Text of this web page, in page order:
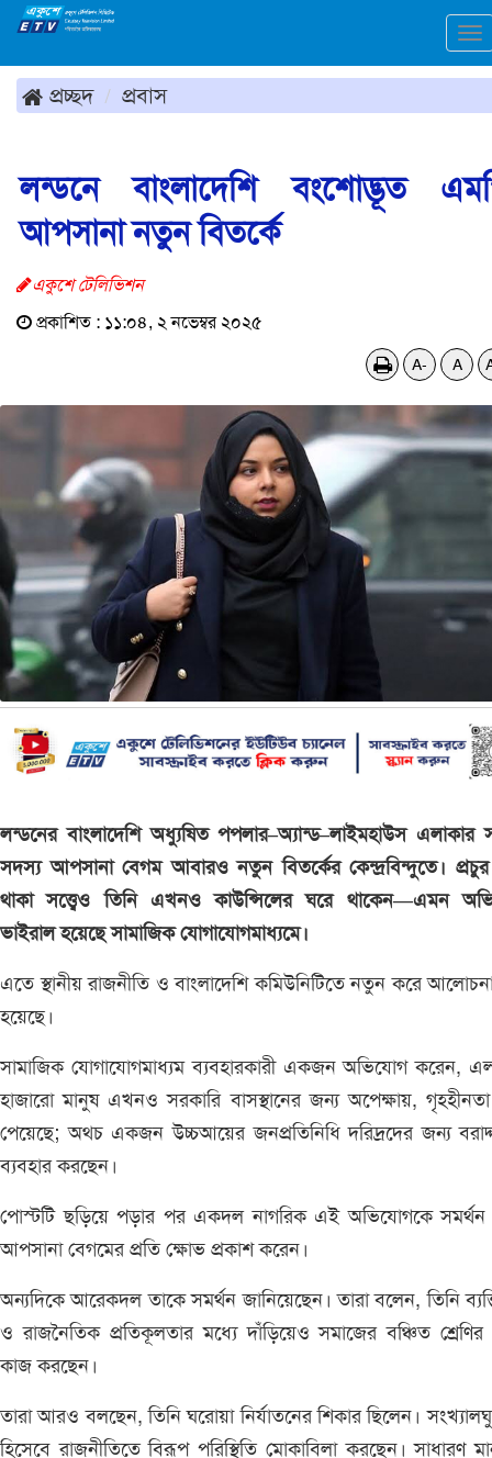
প্রচ্ছদ প্রবাস
লন্ডনে বাংলাদেশি বংশোদ্ভূত
আপসানা নতুন বিতর্কে
একুশে টেলিভিশন
প্রকাশিত : ১১:০৪, ২ নভেম্বর ২০২৫
A- A
লন্ডনের বাংলাদেশি অধ্যুষিত পপলার–অ্যান্ড–লাইমহাউস এলাকার
সদস্য আপসানা বেগম আবারও নতুন বিতর্কের কেন্দ্রবিন্দুতে।
থাকা সত্ত্বেও তিনি এখনও কাউন্সিলের ঘরে থাকেন—এমন
ভাইরাল হয়েছে সামাজিক যোগাযোগমাধ্যমে।
এতে স্থানীয় রাজনীতি ও বাংলাদেশি কমিউনিটিতে নতুন করে
হয়েছে।
সামাজিক যোগাযোগমাধ্যম ব্যবহারকারী একজন অভিযোগ করেন,
হাজারো মানুষ এখনও সরকারি বাসস্থানের জন্য অপেক্ষায়, গৃহহীনতা
পেয়েছে; অথচ একজন উচ্চআয়ের জনপ্রতিনিধি দরিদ্রদের জন্য
ব্যবহার করছেন।
পোস্টটি ছড়িয়ে পড়ার পর একদল নাগরিক এই অভিযোগকে সমর্থন
আপসানা বেগমের প্রতি ক্ষোভ প্রকাশ করেন।
অন্যদিকে আরেকদল তাকে সমর্থন জানিয়েছেন। তারা বলেন, তিনি
ও রাজনৈতিক প্রতিকূলতার মধ্যে দাঁড়িয়েও সমাজের বঞ্চিত শ্রেণির
কাজ করছেন।
তারা আরও বলছেন, তিনি ঘরোয়া নির্যাতনের শিকার ছিলেন। সংখ্যালঘু
হিসেবে রাজনীতিতে বিরূপ পরিস্থিতি মোকাবিলা করছেন। সাধারণ